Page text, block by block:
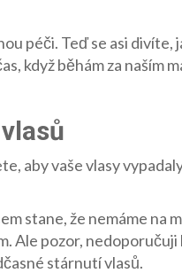
péči. Teď se asi divíte,
když běhám za naším
aby vaše vlasy
stane, že nemáme na
Ale pozor, nedoporučuji
stárnutí vlasů.